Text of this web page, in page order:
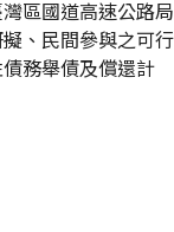
區國道高速公路局
、民間參與之可行
務舉債及償還計